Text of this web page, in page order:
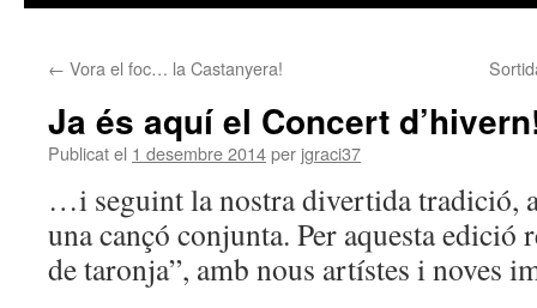
← Vora el foc… la Castanyera!
Ja és aquí el Concert
Publicat el 1 desembre 2014per jgraci37
…i seguint la nostra divertida tradició,
una cançó conjunta. Per aquesta edició
de taronja”, amb nous artístes i noves